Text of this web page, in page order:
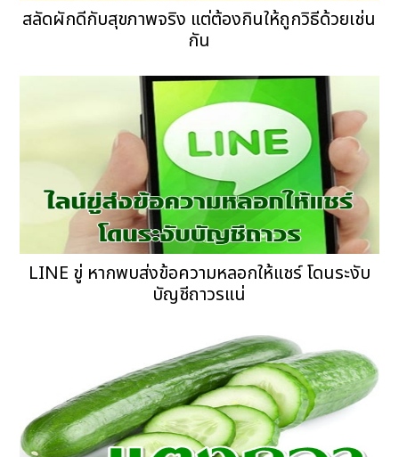
สลัดผักดีกับสุขภาพจริง แต่ต้องกินให้ถูกวิธีด้วยเช่น
กัน
LINE ขู่ หากพบส่งข้อความหลอกให้แชร์ โดนระงับ
บัญชีถาวรแน่